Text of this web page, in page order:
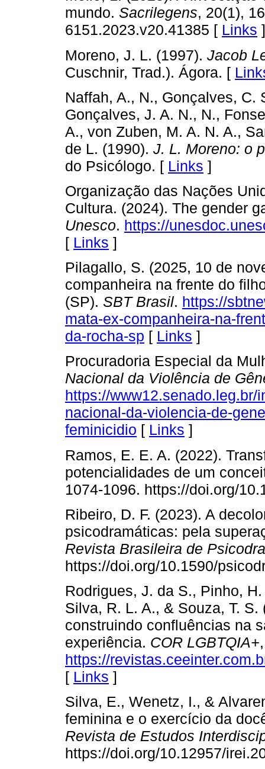
mundo. Sacrilegens, 20(1),
6151.2023.v20.41385 [ Links ]
Moreno, J. L. (1997). Jacob
Cuschnir, Trad.). Ágora. [
Naffah, A., N., Gonçalves, C.
Gonçalves, J. A. N., N.,
A., von Zuben, M. A. N. A.,
de L. (1990). J. L. Moreno: o
do Psicólogo. [ Links ]
Organização das Nações
Cultura. (2024). The gender
Unesco. https://
[ Links ]
Pilagallo, S. (2025, 10 de
companheira na frente do
(SP). SBT Brasil. https://
mata-ex-companheira-na-
da-rocha-sp [ Links ]
Procuradoria Especial da
Nacional da Violência de
https://
nacional-da-violencia-de-
feminicidio [ Links ]
Ramos, E. E. A. (2022).
potencialidades de um
1074-1096. https://doi.org/
Ribeiro, D. F. (2023). A
psicodramáticas: pela
Revista Brasileira de
https://doi.org/10.1590/
Rodrigues, J. da S., Pinho,
Silva, R. L. A., & Souza, T.
construindo confluências na
experiência. COR LGBTQIA+
https://
[ Links ]
Silva, E., Wenetz, I., &
feminina e o exercício da
Revista de Estudos
https://doi.org/10.12957/